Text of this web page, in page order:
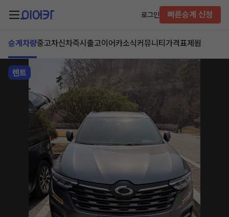
로그인 빠른승계 신청
승계차량중고차신차즉시출고이어카소식커뮤니티 가격표제원
렌트